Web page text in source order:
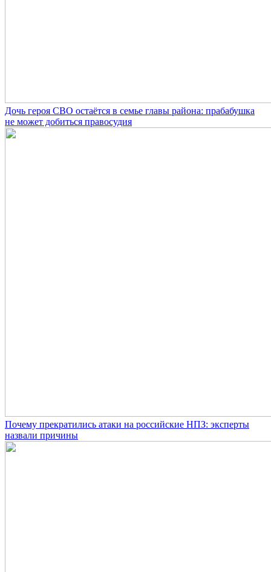
Дочь героя СВО остаётся в семье главы района: прабабушка
не может добиться правосудия
Почему прекратились атаки на российские НПЗ: эксперты
назвали причины